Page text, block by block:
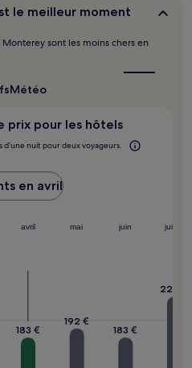
le meilleur moment
sont les moins chers en
Météo
prix pour les hôtels
d’une nuit pour deux voyageurs.
en avril
avril mai juin juillet
183 €
192 €
183 €
224 €